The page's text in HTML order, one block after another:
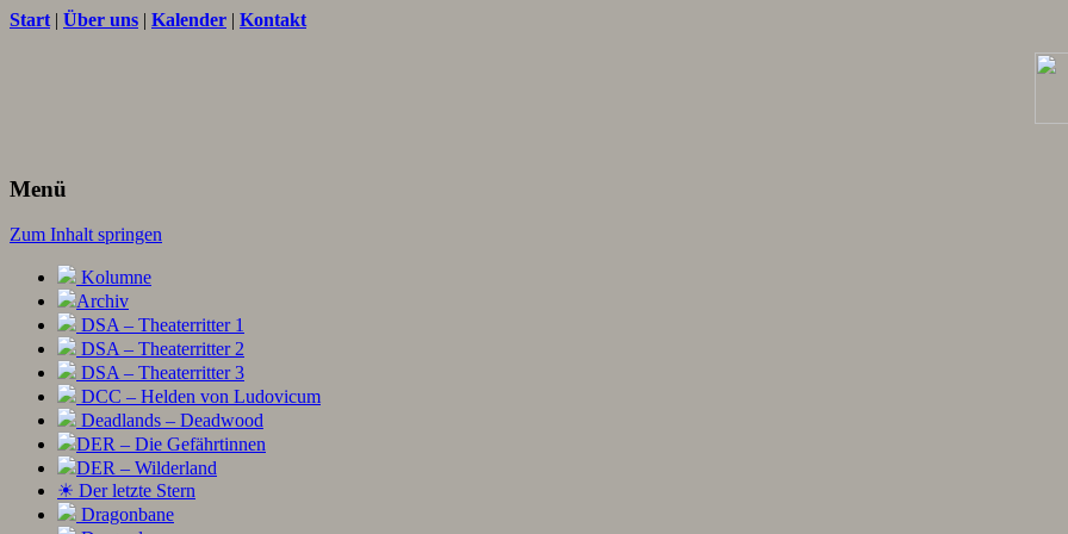
Start | Über uns | Kalender | Kontakt
Menü
Zum Inhalt springen
Kolumne
Archiv
DSA – Theaterritter 1
DSA – Theaterritter 2
DSA – Theaterritter 3
DCC – Helden von Ludovicum
Deadlands – Deadwood
DER – Die Gefährtinnen
DER – Wilderland
☀ Der letzte Stern
Dragonbane